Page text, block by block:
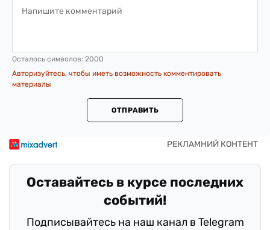
Осталось символов: 2000
Авторизуйтесь, чтобы иметь возможность комментировать
материалы
ОТПРАВИТЬ
Оставайтесь в курсе последних
событий!
Подписывайтесь на наш канал в Telegram